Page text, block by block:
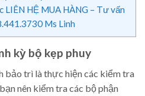
LIÊN HỆ MUA HÀNG – Tư vấn
Ms Linh
kỳ bộ kẹp phuy
bảo trì là thực hiện các kiểm tra
nên kiểm tra các bộ phận